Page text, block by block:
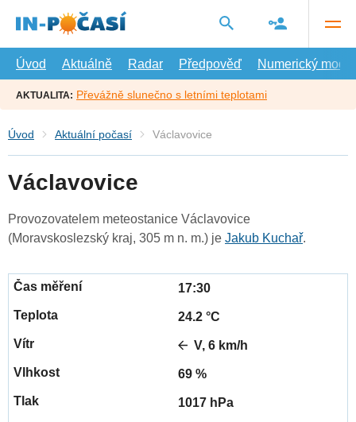
hlavní
Úvod
Aktuálně Radar Předpověď Numerický model
AKTUALITA: Převážně slunečno s letními teplotami
Úvod Aktuální počasí Václavovice
Václavovice
Provozovatelem meteostanice Václavovice
(Moravskoslezský kraj, 305 m n. m.) je Jakub Kuchař.
17:30
24.2 °C
V, 6 km/h
69 %
1017 hPa